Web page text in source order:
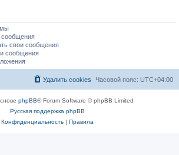
сообщения
свои сообщения
сообщения
Часовой пояс: UTC+04:00
Удалить cookies
phpBB® Forum Software © phpBB Limited
Русская поддержка phpBB
Конфиденциальность| Правила